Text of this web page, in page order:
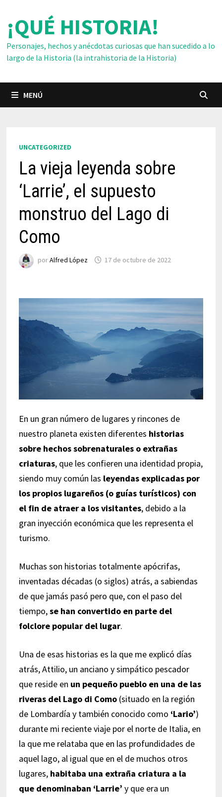
contenido
¡QUÉ HISTORIA!
Personajes, hechos y anécdotas curiosas que han sucedido a lo
largo de la Historia (la intrahistoria de la Historia)
MENÚ
UNCATEGORIZED
La vieja leyenda sobre
‘Larrie’, el supuesto
monstruo del Lago di
Como
porAlfred López 17 de octubre de 2022
En un gran número de lugares y rincones de
nuestro planeta existen diferentes historias
sobre hechos sobrenaturales o extrañas
criaturas, que les confieren una identidad propia,
siendo muy común las leyendas explicadas por
los propios lugareños (o guías turísticos) con
el fin de atraer a los visitantes, debido a la
gran inyección económica que les representa el
turismo.
Muchas son historias totalmente apócrifas,
inventadas décadas (o siglos) atrás, a sabiendas
de que jamás pasó pero que, con el paso del
tiempo,se han convertido en parte del
folclore popular del lugar.
Una de esas historias es la que me explicó días
atrás, Attilio, un anciano y simpático pescador
que reside en un pequeño pueblo en una de las
riveras del Lago di Como(situado en la región
de Lombardía y también conocido como ‘Lario’)
durante mi reciente viaje por el norte de Italia, en
la que me relataba que en las profundidades de
aquel lago, al igual que en el de muchos otros
lugares, habitaba una extraña criatura a la
que denominaban ‘Larrie’ y que era un